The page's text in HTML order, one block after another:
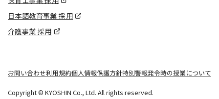
日本語教育事業 採用
介護事業 採用
お問い合わせ利用規約個人情報保護方針特別警報発令時の授業について
Copyright © KYOSHIN Co., Ltd. All rights reserved.